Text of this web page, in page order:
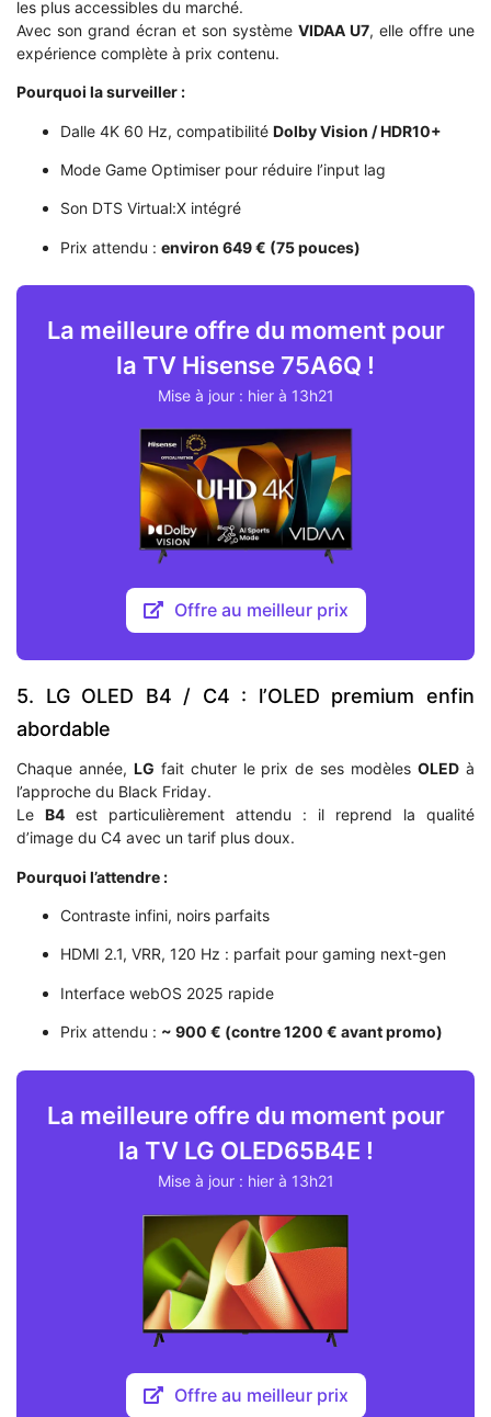
les plus accessibles du marché.
Avec son grand écran et son système VIDAA U7, elle offre une
expérience complète à prix contenu.
Pourquoi la surveiller :
Dalle 4K 60 Hz, compatibilité Dolby Vision / HDR10+
Mode Game Optimiser pour réduire l’input lag
Son DTS Virtual:X intégré
Prix attendu : environ 649 € (75 pouces)
La meilleure offre du moment pour
la TV Hisense 75A6Q !
Mise à jour : hier à 13h21
Offre au meilleur prix
5. LG OLED B4 / C4 : l’OLED premium enfin
abordable
Chaque année, LG fait chuter le prix de ses modèlesOLED à
l’approche du Black Friday.
Le B4 est particulièrement attendu : il reprend la qualité
d’image du C4 avec un tarif plus doux.
Pourquoi l’attendre :
Contraste infini, noirs parfaits
HDMI 2.1, VRR, 120 Hz : parfait pour gaming next-gen
Interface webOS 2025 rapide
Prix attendu : ~ 900 € (contre 1200 € avant promo)
La meilleure offre du moment pour
la TV LG OLED65B4E !
Mise à jour : hier à 13h21
Offre au meilleur prix